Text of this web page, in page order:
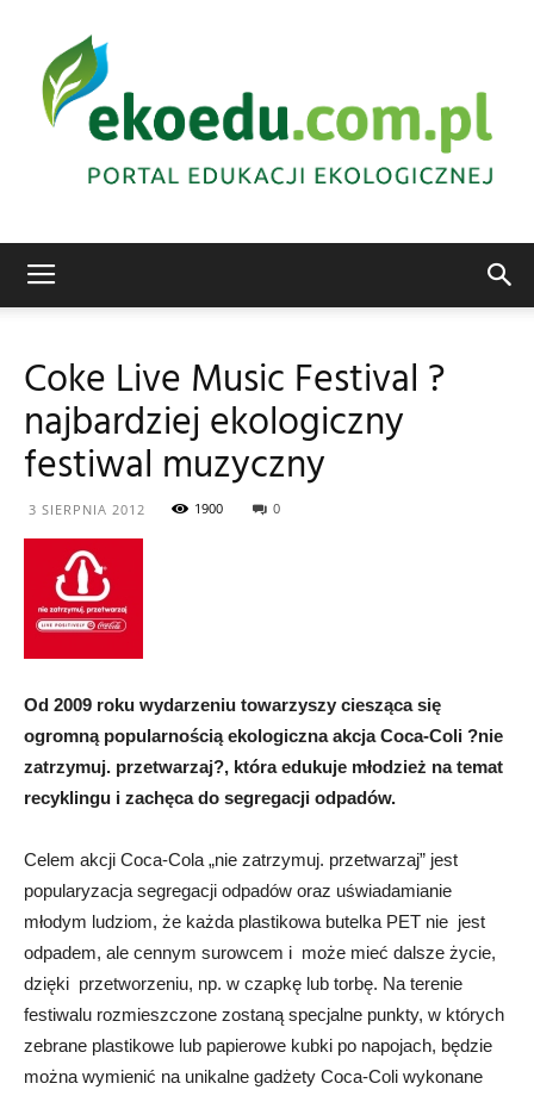
ekologiczna
Abrys
Coke Live Music Festival ?
najbardziej ekologiczny
festiwal muzyczny
3 SIERPNIA 2012 1900 0
Od 2009 roku wydarzeniu towarzyszy ciesząca się
ogromną popularnością ekologiczna akcja Coca-Coli ?nie
zatrzymuj. przetwarzaj?, która edukuje młodzież na temat
recyklingu i zachęca do segregacji odpadów.
Celem akcji Coca-Cola „nie zatrzymuj. przetwarzaj” jest
popularyzacja segregacji odpadów oraz uświadamianie
młodym ludziom, że każda plastikowa butelka PET nie jest
odpadem, ale cennym surowcem i może mieć dalsze życie,
dzięki przetworzeniu, np. w czapkę lub torbę. Na terenie
festiwalu rozmieszczone zostaną specjalne punkty, w których
zebrane plastikowe lub papierowe kubki po napojach, będzie
można wymienić na unikalne gadżety Coca-Coli wykonane